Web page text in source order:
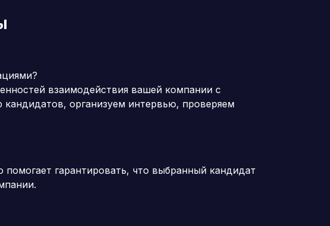
взаимодействия вашей компании с
организуем интервью, проверяем
гарантировать, что выбранный кандидат